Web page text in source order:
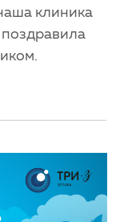
клиника
поздравила